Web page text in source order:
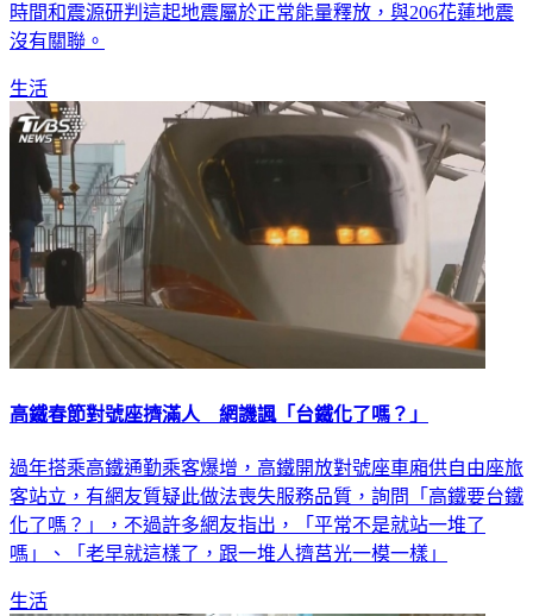
時間和震源研判這起地震屬於正常能量釋放，與206花蓮地震
沒有關聯。
生活
高鐵春節對號座擠滿人 網譏諷「台鐵化了嗎？」
過年搭乘高鐵通勤乘客爆增，高鐵開放對號座車廂供自由座旅
客站立，有網友質疑此做法喪失服務品質，詢問「高鐵要台鐵
化了嗎？」，不過許多網友指出，「平常不是就站一堆了
嗎」、「老早就這樣了，跟一堆人擠莒光一模一樣」
生活